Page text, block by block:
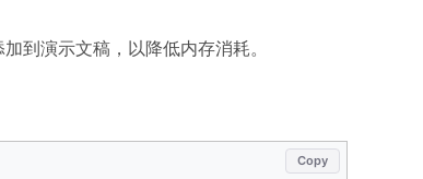
到演示文稿，以降低内存消耗。
Copy